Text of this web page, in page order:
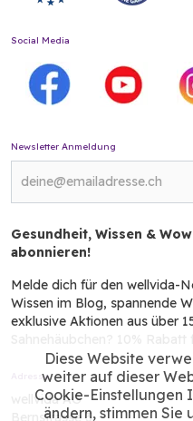
Diese Website
weiter auf dieser
Cookie-Einstellungen
ändern, stimmen Sie
Social Media
Newsletter Anmeldung
Gesundheit, Wissen &
abonnieren!
Melde dich für den wellvida-
Wissen im Blog, spannende
exklusive Aktionen aus über
Adresse
wellvida AG
Bernstrasse 3